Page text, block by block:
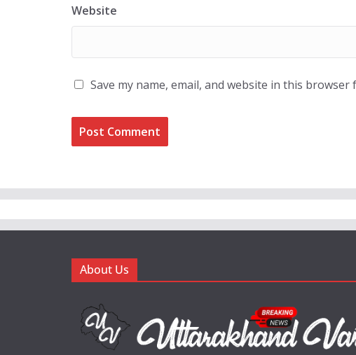
Website
Save my name, email, and website in this
About Us